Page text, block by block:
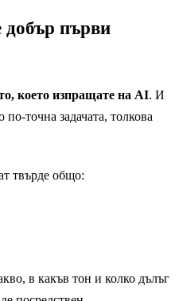
първи
което изпращате на AI. И
точна задачата, толкова
твърде общо:
в какъв тон и колко дълъг